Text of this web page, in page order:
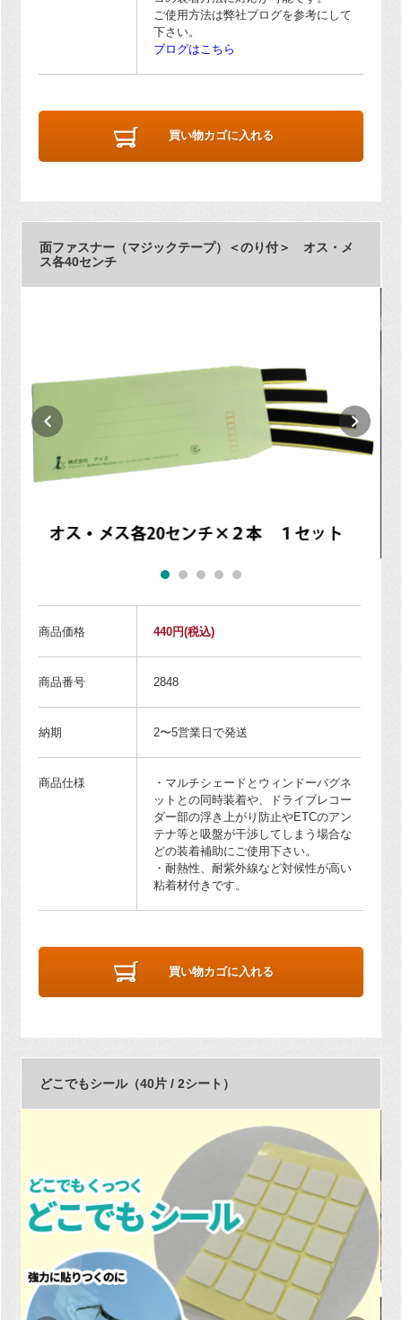
ご使用方法は弊社ブログを参考にして
下さい。
ブログはこちら
買い物カゴに入れる
面ファスナー（マジックテープ）＜のり付＞ オス・メ
ス各40センチ
商品価格 440円(税込)
商品番号 2848
納期 2〜5営業日で発送
商品仕様
・マルチシェードとウィンドーバグネ
ットとの同時装着や、ドライブレコー
ダー部の浮き上がり防止やETCのアン
テナ等と吸盤が干渉してしまう場合な
どの装着補助にご使用下さい。
・耐熱性、耐紫外線など対候性が高い
粘着材付きです。
買い物カゴに入れる
どこでもシール（40片 / 2シート）